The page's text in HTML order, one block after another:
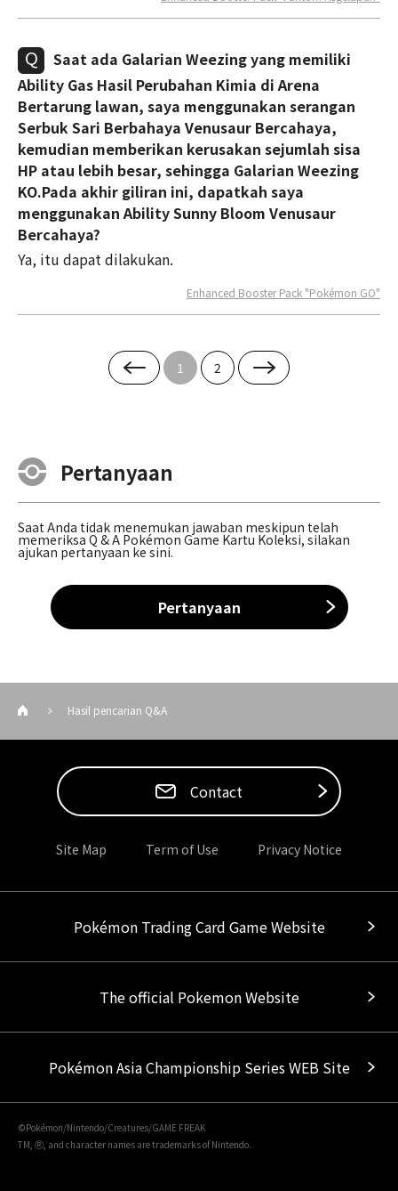
Saat ada Galarian Weezing yang memiliki
Ability Gas Hasil Perubahan Kimia di Arena
Bertarung lawan, saya menggunakan serangan
Serbuk Sari Berbahaya Venusaur Bercahaya,
kemudian memberikan kerusakan sejumlah sisa
HP atau lebih besar, sehingga Galarian Weezing
KO.Pada akhir giliran ini, dapatkah saya
menggunakan Ability Sunny Bloom Venusaur
Bercahaya?
Ya, itu dapat dilakukan.
Enhanced Booster Pack "Pokémon GO"
1 2
Pertanyaan
Saat Anda tidak menemukan jawaban meskipun telah
memeriksa Q & A Pokémon Game Kartu Koleksi, silakan
ajukan pertanyaan ke sini.
Pertanyaan
Hasil pencarian Q&A
Contact
Site Map Term of Use Privacy Notice
Pokémon Trading Card Game Website
The official Pokemon Website
Pokémon Asia Championship Series WEB Site
©Pokémon/Nintendo/Creatures/GAME FREAK
TM, Ⓡ, and character names are trademarks of Nintendo.